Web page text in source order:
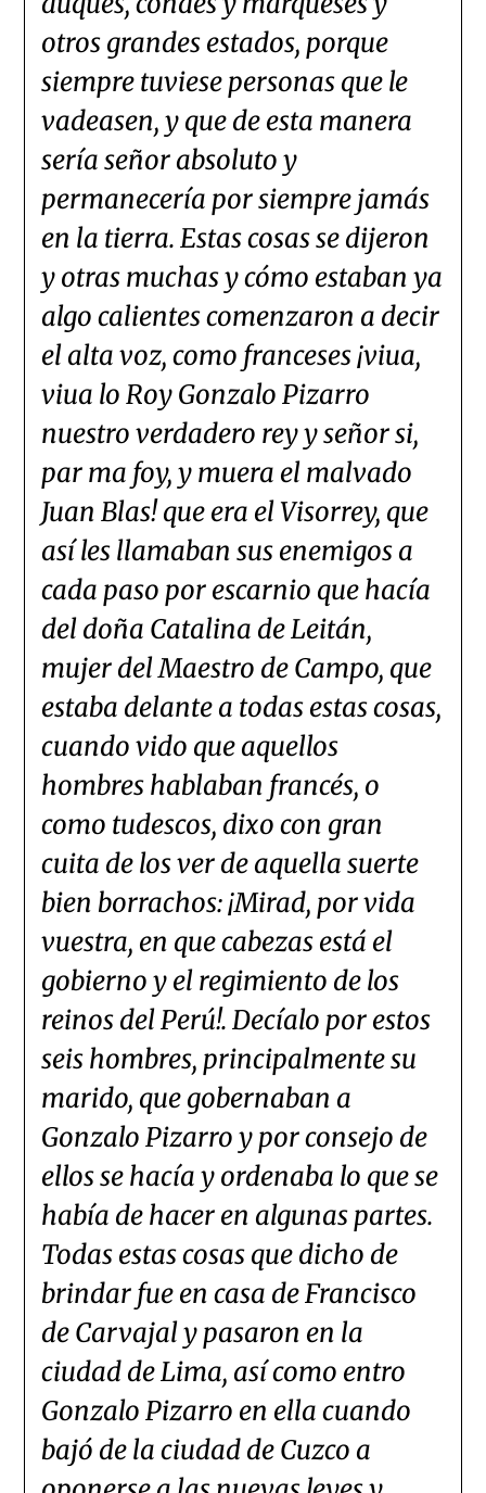
otros grandes estados, porque
siempre tuviese personas que le
vadeasen, y que de esta manera
sería señor absoluto y
permanecería por siempre jamás
en la tierra. Estas cosas se dijeron
y otras muchas y cómo estaban ya
algo calientes comenzaron a decir
el alta voz, como franceses ¡viua,
viua lo Roy Gonzalo Pizarro
nuestro verdadero rey y señor si,
par ma foy, y muera el malvado
Juan Blas! que era el Visorrey, que
así les llamaban sus enemigos a
cada paso por escarnio que hacía
del doña Catalina de Leitán,
mujer del Maestro de Campo, que
estaba delante a todas estas cosas,
cuando vido que aquellos
hombres hablaban francés, o
como tudescos, dixo con gran
cuita de los ver de aquella suerte
bien borrachos: ¡Mirad, por vida
vuestra, en que cabezas está el
gobierno y el regimiento de los
reinos del Perú!. Decíalo por estos
seis hombres, principalmente su
marido, que gobernaban a
Gonzalo Pizarro y por consejo de
ellos se hacía y ordenaba lo que se
había de hacer en algunas partes.
Todas estas cosas que dicho de
brindar fue en casa de Francisco
de Carvajal y pasaron en la
ciudad de Lima, así como entro
Gonzalo Pizarro en ella cuando
bajó de la ciudad de Cuzco a